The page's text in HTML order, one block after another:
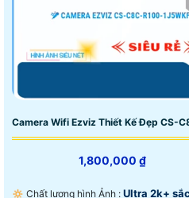
Camera Wifi Ezviz Thiết Kế Đẹp CS-
1,800,000 ₫
🔅 Chất lượng hình Ảnh : Ultra 2k+